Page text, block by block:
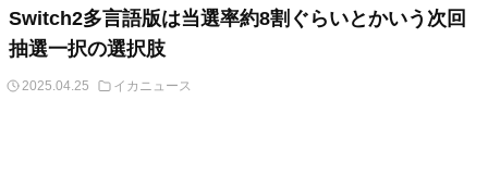
Switch2多言語版は当選率約8割ぐらいとかいう次回
抽選一択の選択肢
2025.04.25 イカニュース